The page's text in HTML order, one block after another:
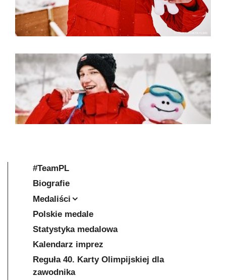
#TeamPL
Biografie
Medaliści
Polskie medale
Statystyka medalowa
Kalendarz imprez
Reguła 40. Karty Olimpijskiej dla
zawodnika